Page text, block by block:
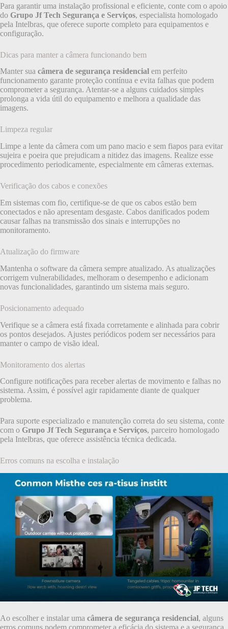
Para garantir uma instalação profissional e eficiente, conte com o apoio
do Grupo Jf Tech Segurança e Serviços, especialista homologado
pela Intelbras, que oferece suporte completo para equipamentos e
configuração.
Dicas para manter a câmera funcionando bem
Manter sua câmera de segurança residencial em perfeito
funcionamento garante proteção contínua e evita falhas que podem
comprometer a segurança. Atentar-se a alguns cuidados simples
prolonga a vida útil do equipamento e melhora a qualidade das
imagens.
Limpeza regular
Limpe a lente da câmera com um pano macio e sem fiapos para evitar
sujeira e poeira que prejudicam a nitidez das imagens. Realize esse
procedimento periodicamente, especialmente em câmeras externas.
Verificação dos cabos e conexões
Em sistemas com fio, certifique-se de que os cabos estão bem
conectados e não apresentam desgaste. Cabos danificados podem
causar falhas na transmissão dos sinais e interrupções no
monitoramento.
Atualização do firmware
Mantenha o software da câmera sempre atualizado. As atualizações
corrigem vulnerabilidades, melhoram o desempenho e adicionam
novas funcionalidades, garantindo um sistema mais seguro.
Posicionamento adequado
Verifique se a câmera está fixada corretamente e alinhada para cobrir
os pontos desejados. Ajustes periódicos podem ser necessários para
manter o campo de visão ideal.
Monitoramento dos alertas
Configure notificações para receber alertas de movimento e falhas no
sistema. Assim, é possível agir rapidamente diante de qualquer
problema.
Para suporte especializado e manutenção correta do seu sistema, conte
com o Grupo Jf Tech Segurança e Serviços, parceiro homologado
pela Intelbras, que oferece assistência técnica dedicada.
Erros comuns na escolha e instalação
Ao escolher e instalar uma câmera de segurança residencial, alguns